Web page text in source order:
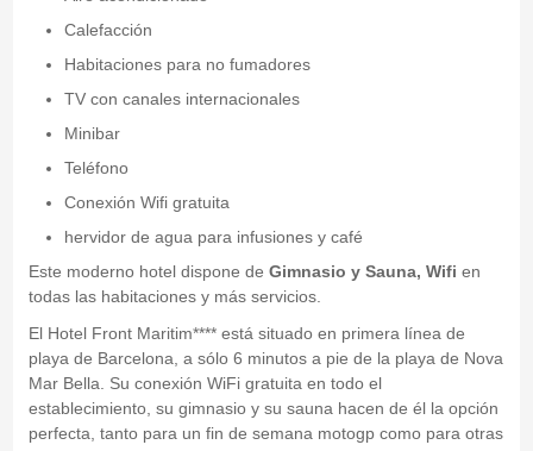
Calefacción
Habitaciones para no fumadores
TV con canales internacionales
Minibar
Teléfono
Conexión Wifi gratuita
hervidor de agua para infusiones y café
Este moderno hotel dispone de Gimnasio y Sauna, Wifi en
todas las habitaciones y más servicios.
El Hotel Front Maritim**** está situado en primera línea de
playa de Barcelona, a sólo 6 minutos a pie de la playa de Nova
Mar Bella. Su conexión WiFi gratuita en todo el
establecimiento, su gimnasio y su sauna hacen de él la opción
perfecta, tanto para un fin de semana motogp como para otras